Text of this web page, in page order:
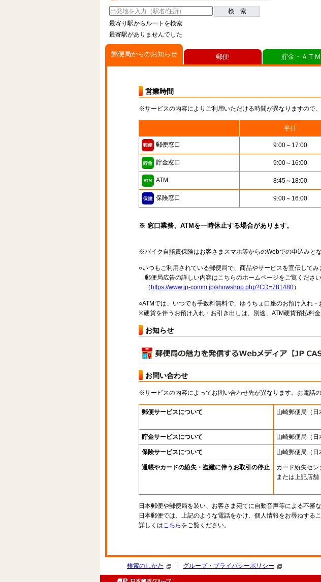
検 索
最寄り駅からルートを検索
最寄駅がありませんでした
郵便局からのお知らせ
営業時間
※サービスの内容によりご利用いただける時間が異なりますので
平日
郵便窓口 9:00～17:00
貯金窓口 9:00～16:00
ATM 8:45～18:00
保険窓口 9:00～16:00
※ 窓口業務、ATMを一時休止する場合があります。
※バイク自賠責保険はお客さまスマホ等からのWebでの申込みとな
○いつもご利用されている郵便局で、商品やサービスを宣伝してみ
郵便局広告の詳しい内容はこちらのホームページをご覧ください
（ https://www.jp-comm.jp/showshop.php?CD=781480）
○ATMでは、いつでも手数料無料で、ゆうちょ口座のお預け入れ・
※硬貨を伴うお預け入れ・お引き出しは、別途、ATM硬貨預払料金
お知らせ
お問い合わせ
※サービスの内容によってお問い合わせ先が異なります。お電話
郵便サービスについて 山崎郵便局 （
貯金サービスについて 山崎郵便局 （
保険サービスについて 山崎郵便局 （
通帳やカードの紛失・盗難に伴うお取引の停止 カード紛失セン
または上記店舗
日本郵便や郵便局を装い、お客さま宛てに自動音声等による不審
日本郵便では、上記のような電話をかけ、個人情報をお尋ねする
詳しくはこちら をご覧ください。
郵便 貯金・ＡＴＭ
検索のしかた グループ・プライバシーポリシー